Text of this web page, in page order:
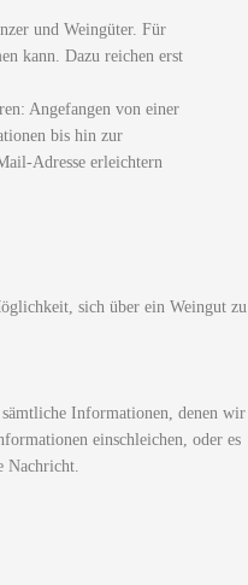
und Weingüter. Für
kann. Dazu reichen erst
Angefangen von einer
bis hin zur
Adresse erleichtern
sich über ein Weingut zu
Informationen, denen wir
einschleichen, oder es
Nachricht.